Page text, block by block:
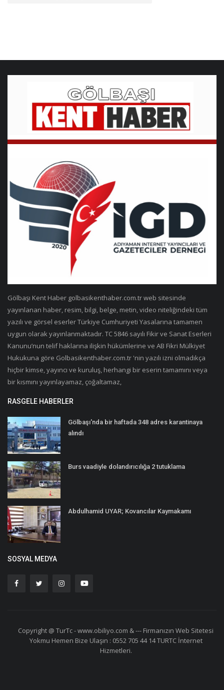
Gölbaşı Kent Haber golbasikenthaber.com.tr web sitesinde
yayınlanan haber, resim, bilgi, belge, metin, video niteliğindeki tüm
yazılı ve görsel eserler Türkiye Cumhuriyeti Yasalarına tamamen
uygun olarak yayınlanmaktadır. TC 5846 sayılı Fikir ve Sanat Eserleri
Kanunu’nun telif haklarına ilişkin hükümlerine ve AB Fikri Mülkiyet
Hukukuna göre Golbasikenthaber.com.tr 'nin yazılı izni olmadıkça
hiçbir kimse, yayıncı ve kuruluş, herhangi bir eserin tamamını veya
bir kısmını yayınlayamaz, çoğaltamaz,
RASGELE HABERLER
Gölbaşı'nda bir haftada 348 adres karantinaya
alındı
Burs vaadiyle dolandırıcılığa 2 tutuklama
Abdulhamid UYAR; Kovancılar Kaymakamı
SOSYAL MEDYA
Copyright @ TurTc - www.obiliyo.com & --- Firmanızın Web Sitetesi
Yokmu Hemen Bize Ulaşın : 0552 705 44 14 TURTC İnternet
Hizmetleri.